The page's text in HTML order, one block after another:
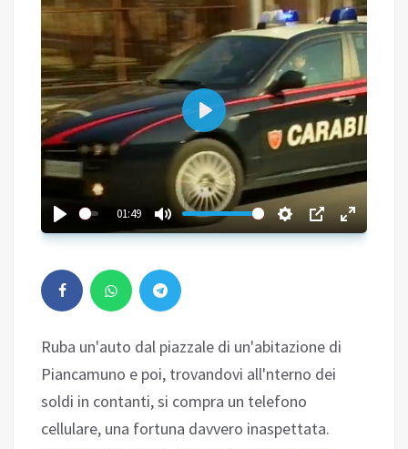
01:49
Play
Ruba un'auto dal piazzale di un'abitazione di
Piancamuno e poi, trovandovi all'nterno dei
soldi in contanti, si compra un telefono
cellulare, una fortuna davvero inaspettata.